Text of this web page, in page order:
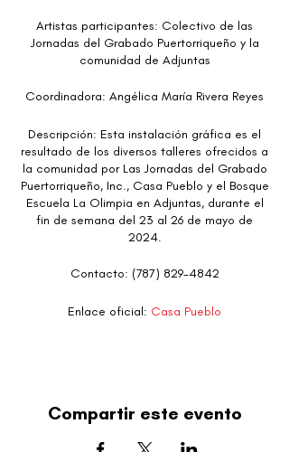
Artistas participantes: Colectivo de las
Jornadas del Grabado Puertorriqueño y la
comunidad de Adjuntas
Coordinadora: Angélica María Rivera Reyes
Descripción: Esta instalación gráfica es el
resultado de los diversos talleres ofrecidos a
la comunidad por Las Jornadas del Grabado
Puertorriqueño, Inc., Casa Pueblo y el Bosque
Escuela La Olimpia en Adjuntas, durante el
fin de semana del 23 al 26 de mayo de
2024.
Contacto: (787) 829-4842
Enlace oficial: Casa Pueblo
Compartir este evento